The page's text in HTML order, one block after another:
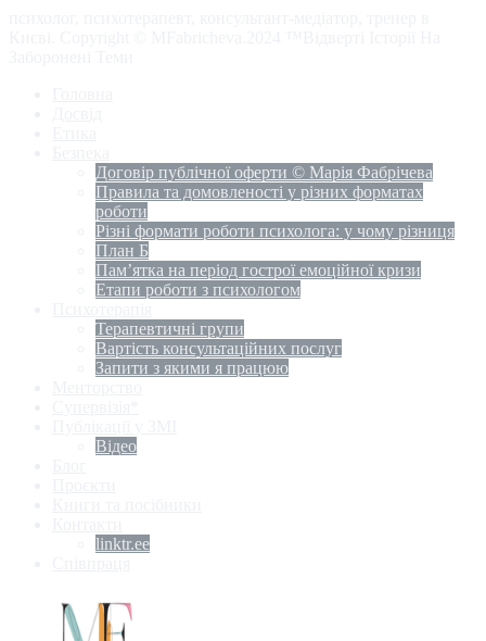
Договір публічної оферти © Марія Фабрічева
Правила та домовленості у різних форматах
роботи
Різні формати роботи психолога: у чому різниця
План Б
Пам’ятка на період гострої емоційної кризи
Етапи роботи з психологом
Терапевтичні групи
Вартість консультаційних послуг
Запити з якими я працюю
Відео
linktr.ee